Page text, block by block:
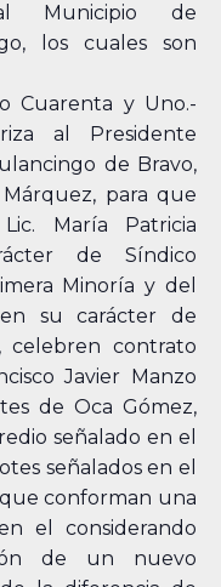
Municipio de
los cuales son
Cuarenta y Uno.-
al Presidente
de Bravo,
para que
María Patricia
de Síndico
Minoría y del
en su carácter de
celebren contrato
Javier Manzo
de Oca Gómez,
señalado en el
señalados en el
conforman una
el considerando
de un nuevo